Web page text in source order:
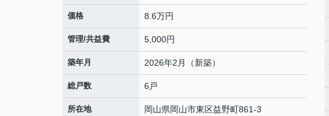
価格 8.6万円
管理/共益費 5,000円
築年月 2026年2月（新築）
総戸数 6戸
所在地 岡山県岡山市東区益野町861-3